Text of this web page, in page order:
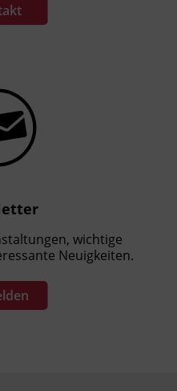
wichtige
Neuigkeiten.